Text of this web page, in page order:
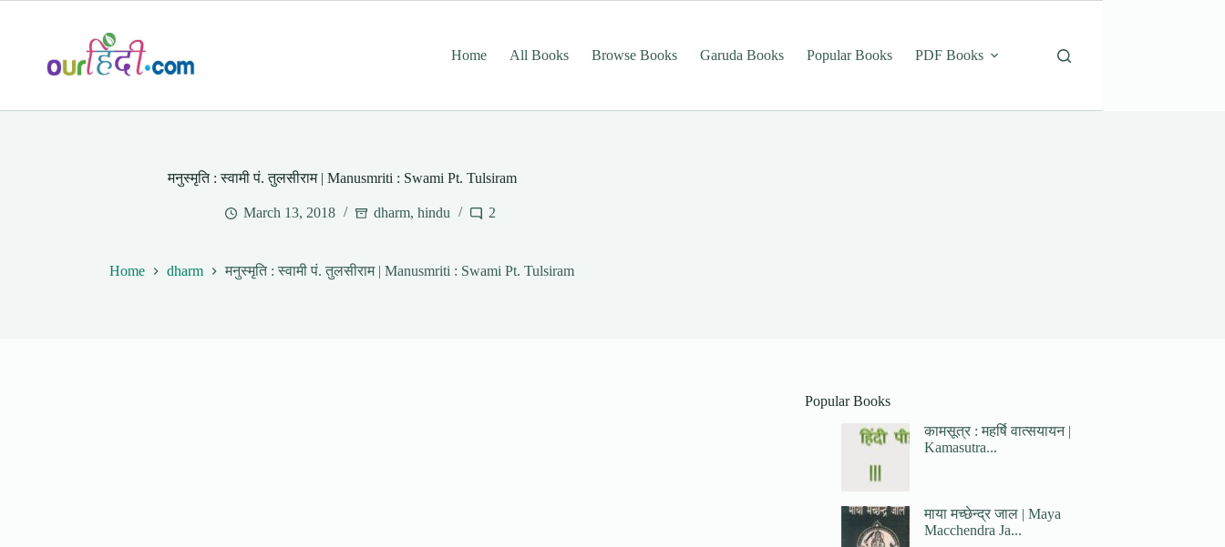
Home
All Books Browse Books Garuda Books Popular Books PDF Books
मनुस्मृति : स्वामी पं. तुलसीराम | Manusmriti : Swami Pt. Tulsiram
March 13, 2018 dharm, hindu 2
Home dharm मनुस्मृति : स्वामी पं. तुलसीराम | Manusmriti : Swami Pt. Tulsiram
Popular Books
कामसूत्र : महर्षि वात्सयायन |
Kamasutra...
माया मच्छेन्द्र जाल | Maya
Macchendra Ja...